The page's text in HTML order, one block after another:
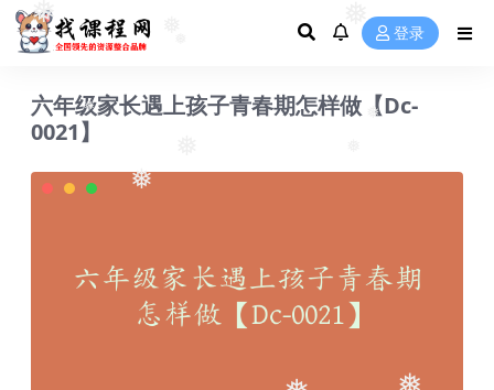
❅ ❅
❅
❅ ❅
登录
六年级家长遇上孩子青春期怎样做【Dc-
0021】